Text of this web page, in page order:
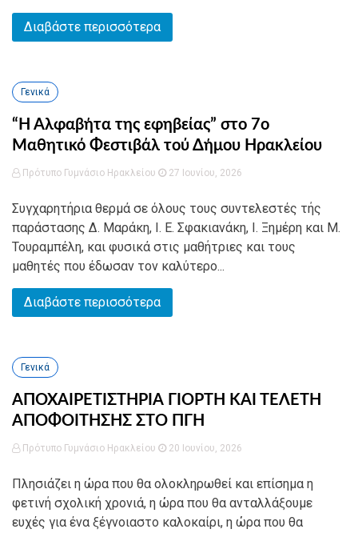
Διαβάστε περισσότερα
Γενικά
“Η Αλφαβήτα της εφηβείας” στο 7ο
Μαθητικό Φεστιβάλ τού Δήμου Ηρακλείου
Πρότυπο Γυμνάσιο Ηρακλείου 27 Ιουνίου, 2026
Συγχαρητήρια θερμά σε όλους τους συντελεστές τής
παράστασης Δ. Μαράκη, Ι. Ε. Σφακιανάκη, Ι. Ξημέρη και Μ.
Τουραμπέλη, και φυσικά στις μαθήτριες και τους
μαθητές που έδωσαν τον καλύτερο...
Διαβάστε περισσότερα
Γενικά
ΑΠΟΧΑΙΡΕΤΙΣΤΗΡΙΑ ΓΙΟΡΤΗ ΚΑΙ ΤΕΛΕΤΗ
ΑΠΟΦΟΙΤΗΣΗΣ ΣΤΟ ΠΓΗ
Πρότυπο Γυμνάσιο Ηρακλείου 20 Ιουνίου, 2026
Πλησιάζει η ώρα που θα ολοκληρωθεί και επίσημα η
φετινή σχολική χρονιά, η ώρα που θα ανταλλάξουμε
ευχές για ένα ξέγνοιαστο καλοκαίρι, η ώρα που θα